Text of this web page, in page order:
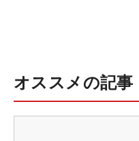
オススメの記事